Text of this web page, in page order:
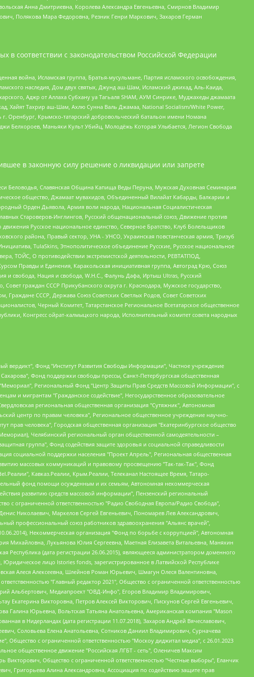
Анна Дмитриевна, Королева Александра Евгеньевна, Смирнов Владимир
Полякова Мара Федоровна, Резник Генри Маркович, Захаров Герман
соответствии с законодательством Российской Федерации
война, Исламская группа, Братья-мусульмане, Партия исламского освобождения,
наследия, Дом двух святых, Джунд аш-Шам, Исламский джихад, Аль-Каида,
Аджр от Аллаха Субхану уа Тагьаля SHAM, АУМ Синрике, Муджахеды джамаата
Хайят Тахрир аш-Шам, Ахлю Сунна Валь Джамаа, National Socialism/White Power,
г. Оренбург, Крымско-татарский добровольческий батальон имени Номана
Белхороев, Маньяки Культ Убийц, Молодёжь Которая Улыбается, Легион Свобода
в законную силу решение о ликвидации или запрете
Беловодья, Славянская Община Капища Веды Перуна, Мужская Духовная Семинария
общество, Джамаат мувахидов, Объединенный Вилайат Кабарды, Балкарии и
Орден Дьявола, Армия воли народа, Национальная Социалистическая
Староверов-Инглингов, Русский общенациональный союз, Движение против
Русское национальное единство, Северное Братство, Клуб Болельщиков
района, Правый сектор, УНА - УНСО, Украинская повстанческая армия, Тризуб
TulaSkins, Этнополитическое объединение Русские, Русское национальное
ТОЙС, О противодействии экстремистской деятельности, РЕВТАТПОД,
Правды и Единения, Каракольская инициативная группа, Автоград Крю, Союз
и свобода, Нация и свобода, W.H.С., Фалунь Дафа, Иртыш Ultras, Русский
граждан СССР Прикубанского округа г. Краснодара, Мужское государство,
СССР, Держава Союз Советских Светлых Родов, Совет Советских
Черный Комитет, Татарстанское Региональное Всетатарское общественное
Конгресс ойрат-калмыцкого народа, Исполнительный комитет совета народных
выборы", Еланчик Олег Александрович, Общество с ограниченной ответственностью "Нобелевский призыв", Гималова Регина Эмилевна, Григорьев Андрей Валерьевич, Григорьева Алина Александровна, Ассоциация по содействию защите прав призывников, альтернативнослужащих и военнослужащих "Правозащитная группа "Гражданин.Армия.Право", Хисамова Регина Фаритовна, Автономная некоммерческая организация по реализации социально-правовых программ "Лилит", Дальневосточное общественное движение "Маяк", Санкт-Петербургская ЛГБТ-инициативная группа "Выход", Инициативная группа ЛГБТ+ "Реверс", Алексеев Андрей Викторович, Бекбулатова Таисия Львовна, Беляев Иван Михайлович, Владыкина Елена Сергеевна, Гельман Марат Александрович, Никульшина Вероника Юрьевна, Толоконникова Надежда Андреевна, Шендерович Виктор Анатольевич, Общество с ограниченной ответственностью "Данное сообщение", Общество с ограниченной ответственностью Издательский дом "Новая глава", Айнбиндер Александра Александровна, Московский комьюнити-центр для ЛГБТ+инициатив, Благотворительный фонд развития филантропии, Deutsche Welle (Германия, Kurt-Schumacher-Strasse 3, 53113 Bonn), Борзунова Мария Михайловна, Воробьев Виктор Викторович, Голубева Анна Львовна, Константинова Алла Михайловна, Малкова Ирина Владимировна, Мурадов Мурад Абдулгалимович, Осетинская Елизавета Николаевна, Понасенков Евгений Николаевич, Ганапольский Матвей Юрьевич, Киселев Евгений Алексеевич, Борухович Ирина Григорьевна, Дремин Иван Тимофеевич, Дубровский Дмитрий Викторович, Красноярская региональная общественная организация поддержки и развития альтернативных образовательных технологий и межкультурных коммуникаций "ИНТЕРРА", Маяковская Екатерина Алексеевна, Фейгин Марк Захарович, Филимонов Андрей Викторович, Дзугкоева Регина Николаевна, Доброхотов Роман Александрович, Дудь Юрий Александрович, Елкин Сергей Владимирович, Кругликов Кирилл Игоревич, Сабунаева Мария Леонидовна, Семенов Алексей Владимирович, Шаинян Карен Багратович, Шульман Екатерина Михайловна, Асафьев Артур Валерьевич, Вахштайн Виктор Семенович, Венедиктов Алексей Алексеевич, Лушникова Екатерина Евгеньевна, Волков Леонид Михайлович, Невзоров Александр Глебович, Пархоменко Сергей Борисович, Сироткин Ярослав Николаевич, Кара-Мурза Владимир Владимирович, Баранова Наталья Владимировна, Гозман Леонид Яковлевич, Кагарлицкий Борис Юльевич, Климарев Михаил Валерьевич, Милов Владимир Станиславович, Автономная некоммерческая организация Краснодарский центр современного искусства "Типография", Моргенштерн Алишер Тагирович, Соболь Любовь Эдуардовна, Общество с ограниченной ответственностью "ЛИЗА НОРМ", Каспаров Гарри Кимович, Ходорковский Михаил Борисович, Общество с ограниченной ответственностью "Апрельские тезисы", Данилович Ирина Брониславовна, Кашин Олег Владимирович, Петров Николай Владимирович, Пивоваров Алексей Владимирович, Соколов Михаил Владимирович, Цветкова Юлия Владимировна, Чичваркин Евгений Александрович, Комитет против пыток/Команда против пыток, Общество с ограниченной ответственностью "Первый научный", Общество с ограниченной ответственностью "Вертолет и ко", Белоцерковская Вероника Борисовна, Кац Максим Евгеньевич, Лазарева Татьяна Юрьевна, Шаведдинов Руслан Табризович, Яшин Илья Валерьевич, Общество с ограниченной ответственностью "Иноагент ААВ", Алешковский Дмитрий Петрович, Альбац Евгения Марковна, Быков Дмитрий Львович, Галямина Юлия Евгеньевна, Лойко Сергей Леонидович, Мартынов Кирилл Константинович, Медведев Сергей Александрович, Крашенинников Федор Геннадиевич, Гордеева Катерина Вл